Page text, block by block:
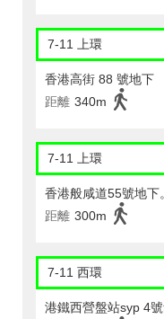
7-11 上環
香港高街 88 號地下
距離 340m
7-11 上環
香港般咸道55號地下。
距離 300m
7-11 西環
港鐵西營盤站syp 4